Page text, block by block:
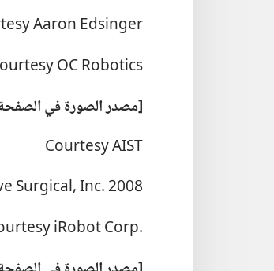
Aaron Edsinger
OC Robotics
‏[مصدر الصورةفيالصفحة
Courtesy AIST
2008 Intuitive Surgical,‎ Inc.‎ ©
iRobot Corp.‎